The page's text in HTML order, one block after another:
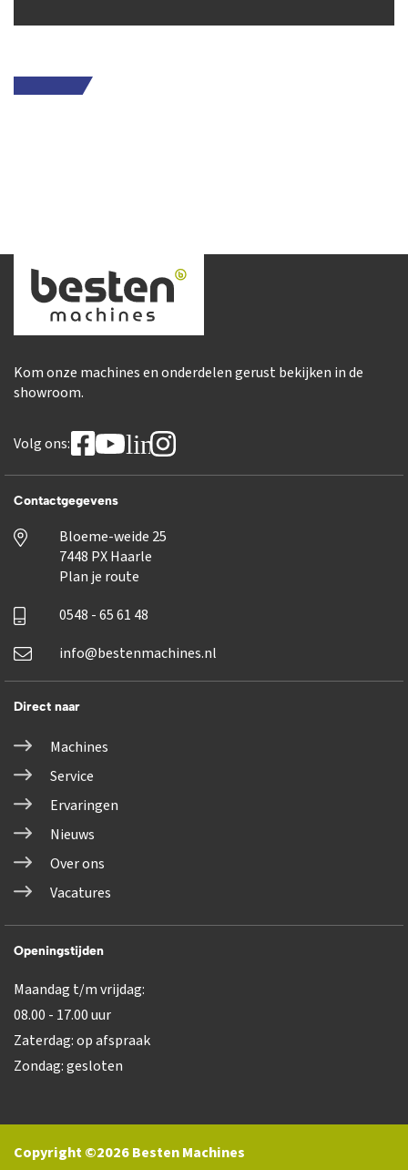
Kom onze machines en onderdelen gerust bekijken in de
showroom.
Volg ons: linkedin
Contactgegevens
Bloeme-weide 25
7448 PX Haarle
Plan je route
0548 - 65 61 48
info@bestenmachines.nl
Direct naar
Machines
Service
Ervaringen
Nieuws
Over ons
Vacatures
Openingstijden
Maandag t/m vrijdag:
08.00 - 17.00 uur
Zaterdag: op afspraak
Zondag: gesloten
Copyright ©2026 Besten Machines